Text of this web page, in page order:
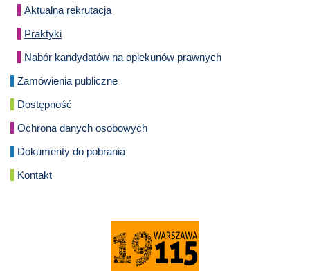
Aktualna rekrutacja
Praktyki
Nabór kandydatów na opiekunów prawnych
Zamówienia publiczne
Dostępność
Ochrona danych osobowych
Dokumenty do pobrania
Kontakt